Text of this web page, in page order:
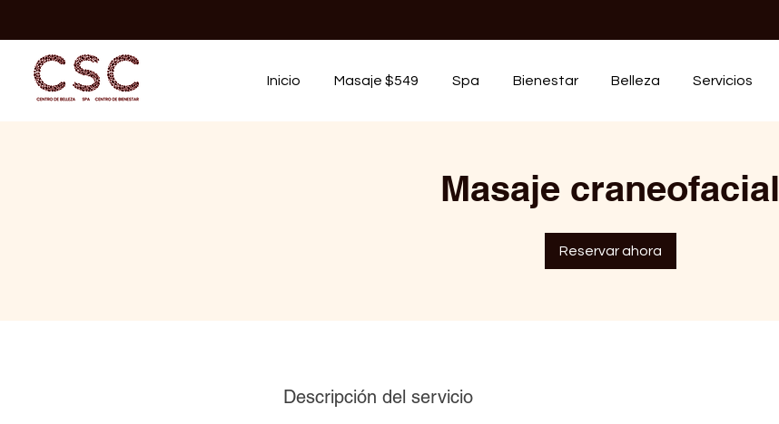
Inicio Masaje $549 Spa Bienestar Belleza Servicios
Masaje craneofacial
Reservar ahora
Descripción del servicio